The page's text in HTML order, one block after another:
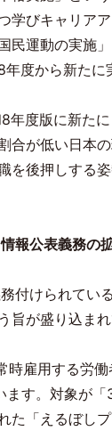
学びキャリア
運動の実
年度から新たに
8年度版に新た
が低い日
を後押しする
報公表義務の
付けられてい
が盛り込まれ
時雇用する労働
ます。対象が「
「えるぼ